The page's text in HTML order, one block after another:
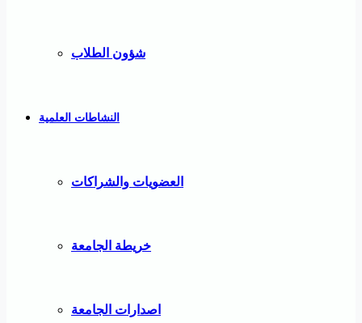
شؤون الطلاب
النشاطات العلمية
العضويات والشراكات
خريطة الجامعة
اصدارات الجامعة